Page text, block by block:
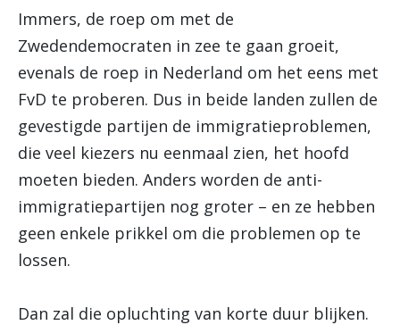
Immers, de roep om met de
Zwedendemocraten in zee te gaan groeit,
evenals de roep in Nederland om het eens met
FvD te proberen. Dus in beide landen zullen de
gevestigde partijen de immigratieproblemen,
die veel kiezers nu eenmaal zien, het hoofd
moeten bieden. Anders worden de anti-
immigratiepartijen nog groter – en ze hebben
geen enkele prikkel om die problemen op te
lossen.
Dan zal die opluchting van korte duur blijken.